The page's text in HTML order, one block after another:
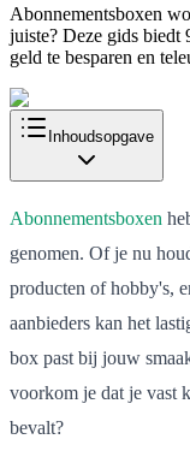
Abonnementsboxen
juiste? Deze gids biedt
geld te besparen en
Inhoudsopgave
Abonnementsboxen
genomen. Of je nu
producten of hobby's,
aanbieders kan het
box past bij jouw
voorkom je dat je vast
bevalt?